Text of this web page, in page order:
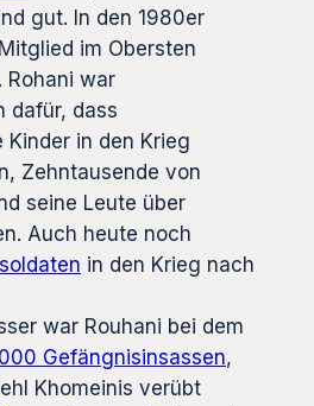
gut. In den 1980er
im Obersten
Rohani war
dafür, dass
Kinder in den Krieg
Zehntausende von
seine Leute über
Auch heute noch
in den Krieg nach
war Rouhani bei dem
Gefängnisinsassen,
Khomeinis verübt